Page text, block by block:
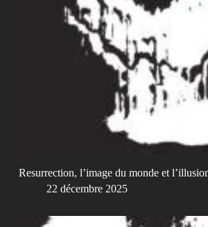
Resurrection, l’image du monde et
22 décembre 2025